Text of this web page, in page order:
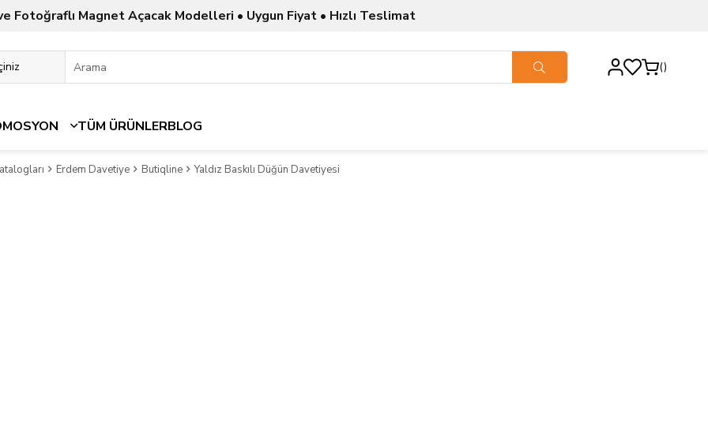
Fotoğraflı Magnet Açacak Modelleri • Uygun Fiyat • Hızlı Teslimat
TÜM ÜRÜNLERBLOG
Erdem Davetiye Butiqline Yaldız Baskılı Düğün Davetiyesi